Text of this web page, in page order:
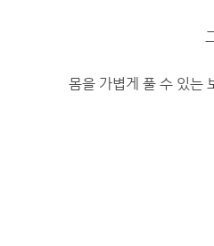
몸을 가볍게 풀 수 있는